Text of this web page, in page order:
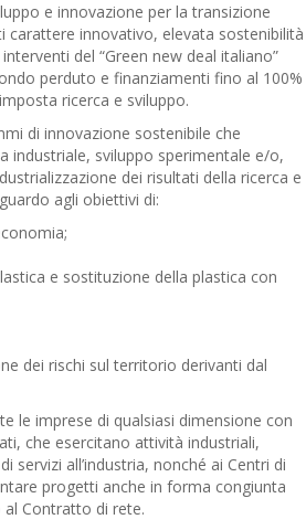
e innovazione per la transizione
carattere innovativo, elevata sostenibilità
del “Green new deal italiano”
perduto e finanziamenti fino al 100%
ricerca e sviluppo.
di innovazione sostenibile che
industriale, sviluppo sperimentale e/o,
dei risultati della ricerca e
agli obiettivi di:
e sostituzione della plastica con
dei rischi sul territorio derivanti dal
le imprese di qualsiasi dimensione con
che esercitano attività industriali,
servizi all’industria, nonché ai Centri di
progetti anche in forma congiunta
Contratto di rete.